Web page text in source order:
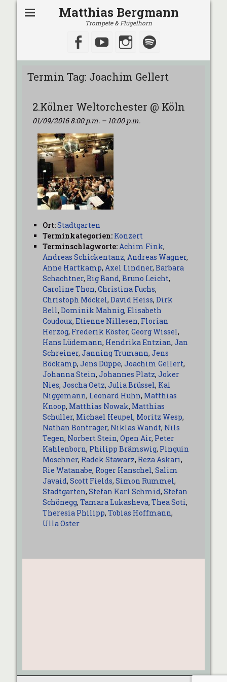
Matthias Bergmann
Trompete & Flügelhorn
Facebook
YouTubeInstagram
Termin Tag: Joachim Gellert
2.Kölner Weltorchester @ Köln
01/09/2016 8:00 p.m. – 10:00 p.m.
Ort:Stadtgarten
Terminkategorien: Konzert
Terminschlagworte:Achim Fink,
Andreas Schickentanz, Andreas Wagner,
Anne Hartkamp, Axel Lindner, Barbara
Schachtner, Big Band, Bruno Leicht,
Caroline Thon, Christina Fuchs,
Christoph Möckel, David Heiss, Dirk
Bell, Dominik Mahnig, Elisabeth
Coudoux, Etienne Nillesen, Florian
Herzog, Frederik Köster, Georg Wissel,
Hans Lüdemann, Hendrika Entzian, Jan
Schreiner, Janning Trumann, Jens
Böckamp, Jens Düppe, Joachim Gellert,
Johanna Stein, Johannes Platz, Joker
Nies, Joscha Oetz, Julia Brüssel, Kai
Niggemann, Leonard Huhn, Matthias
Knoop, Matthias Nowak, Matthias
Schuller, Michael Heupel, Moritz Wesp,
Nathan Bontrager, Niklas Wandt, Nils
Tegen, Norbert Stein, Open Air, Peter
Kahlenborn, Philipp Brämswig, Pinguin
Moschner, Radek Stawarz, Reza Askari,
Rie Watanabe, Roger Hanschel, Salim
Javaid, Scott Fields, Simon Rummel,
Stadtgarten, Stefan Karl Schmid, Stefan
Schönegg, Tamara Lukasheva, Thea Soti,
Theresia Philipp, Tobias Hoffmann,
Ulla Oster